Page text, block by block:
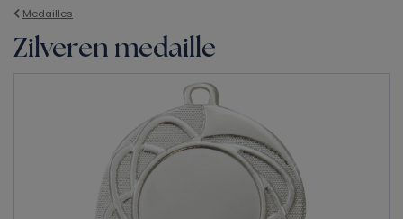
Medailles
Zilveren medaille